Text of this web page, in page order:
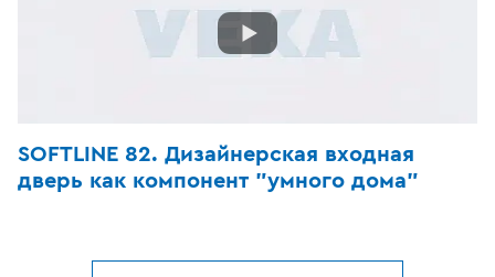
SOFTLINE 82. Дизайнерская входная
дверь как компонент "умного дома"